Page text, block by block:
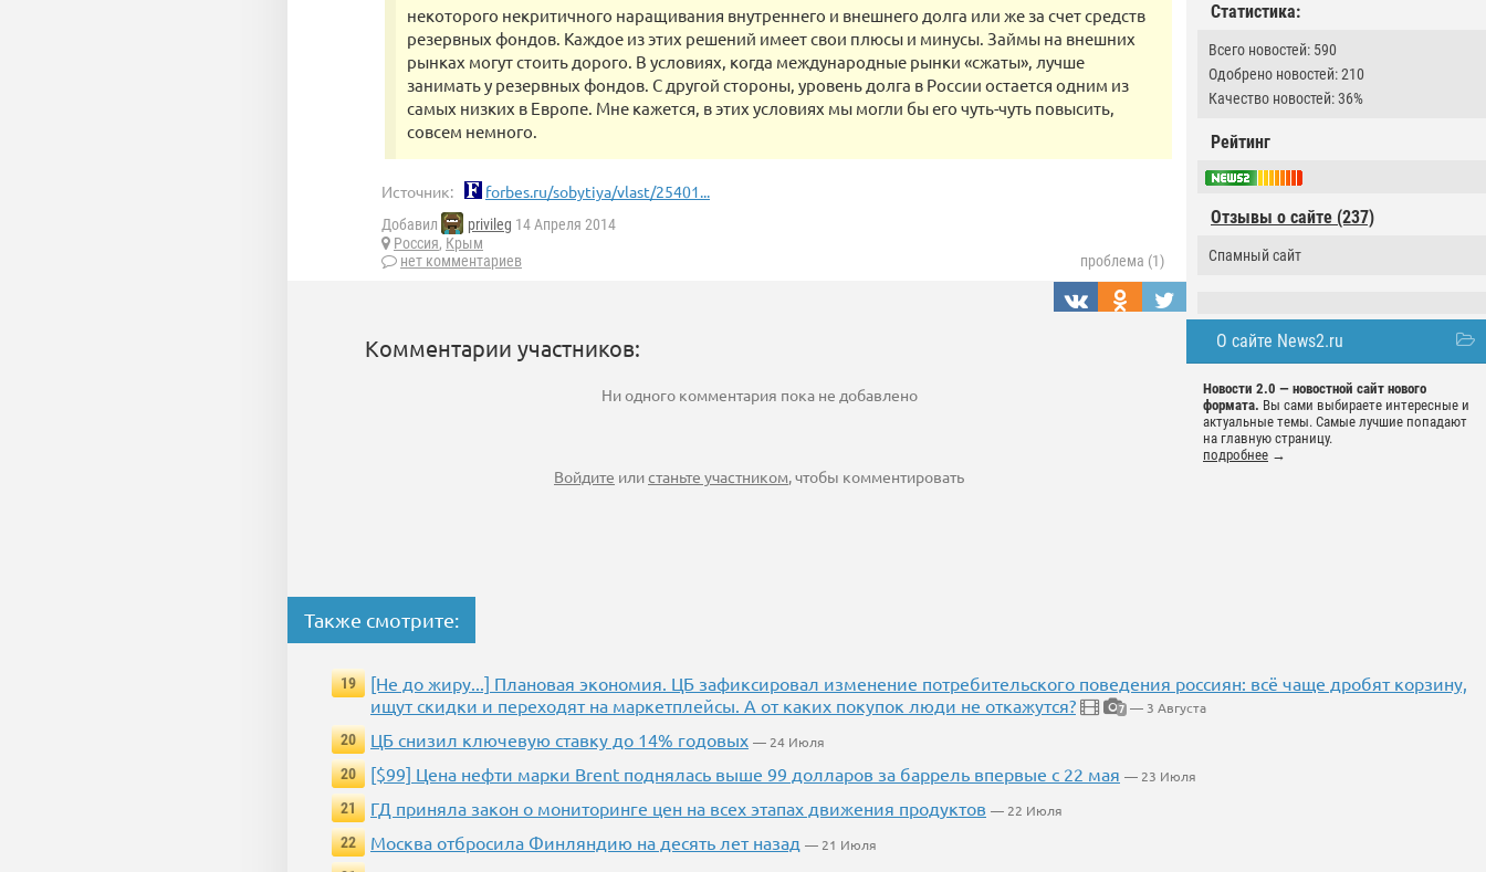
Статистика:
Всего новостей: 590
Одобрено новостей: 210
Качество новостей: 36%
Рейтинг
Отзывы о сайте (237)
Спамный сайт
О сайте News2.ru
Новости 2.0 — новостной сайт нового
формата. Вы сами выбираете интересные и
актуальные темы. Самые лучшие попадают
на главную страницу.
подробнее →
некоторого некритичного наращивания внутреннего и внешнего долга или же за счет средств
резервных фондов. Каждое из этих решений имеет свои плюсы и минусы. Займы на внешних
рынках могут стоить дорого. В условиях, когда международные рынки «сжаты», лучше
занимать у резервных фондов. С другой стороны, уровень долга в России остается одним из
самых низких в Европе. Мне кажется, в этих условиях мы могли бы его чуть-чуть повысить,
совсем немного.
Источник: forbes.ru/sobytiya/vlast/25401...
Добавил privileg 14 Апреля 2014
Россия, Крым
нет комментариев
проблема (1)
Комментарии участников:
Ни одного комментария пока не добавлено
Войдите илистаньте участником, чтобы комментировать
Также смотрите:
19
[Не до жиру...] Плановая экономия. ЦБ зафиксировал изменение потребительского поведения россиян: всё чаще дробят корзину,
ищут скидки и переходят на маркетплейсы. А от каких покупок люди не откажутся?
7 — 3 Августа
20
ЦБ снизил ключевую ставку до 14% годовых — 24 Июля
20
[$99] Цена нефти марки Brent поднялась выше 99 долларов за баррель впервые с 22 мая — 23 Июля
21
ГД приняла закон о мониторинге цен на всех этапах движения продуктов — 22 Июля
22
Москва отбросила Финляндию на десять лет назад — 21 Июля